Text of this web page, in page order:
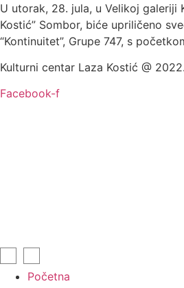
U utorak, 28. jula, u Velikoj galeriji
Kostić” Sombor, biće upriličeno
“Kontinuitet”, Grupe 747, s
Kulturni centar Laza Kostić @
Facebook-f
Početna